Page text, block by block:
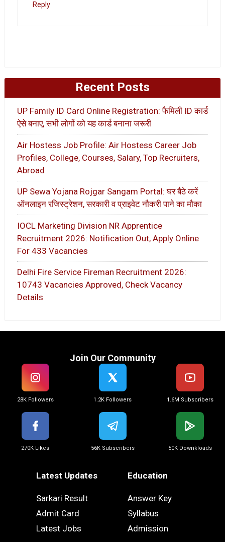
Reply
Recent Posts
UP Family ID Card Online Registration: फैमिली ID कार्ड
ऐसे बनाए, सभी लोगों को यह कार्ड बनाना जरूरी
Air Hostess Job Profile: Air Hostess Career Job
Profiles, College, Courses, Salary, Top Recruiters,
Abroad
UP Sewa Yojana Rojgar Sangam Portal: घर बैठे करें
ऑनलाइन रजिस्ट्रेशन, सरकारी व प्राइवेट नौकरी पाने का मौका
IOCL Marketing Division NR Apprentice
Recruitment 2026: Notification Out, Apply Online
For 433 Vacancies
Delhi Fire Service Fireman Recruitment 2026:
10743 Vacancies Approved, Check Vacancy
Details
Join Our Community
28K Followers 1.2K Followers 1.6M Subscribers
270K Likes 56K Subscribers 50K Downkloads
Latest Updates
Sarkari Result
Admit Card
Latest Jobs
Education
Answer Key
Syllabus
Admission